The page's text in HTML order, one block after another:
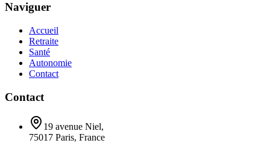
Naviguer
Accueil
Retraite
Santé
Autonomie
Contact
Contact
19 avenue Niel,
75017 Paris, France